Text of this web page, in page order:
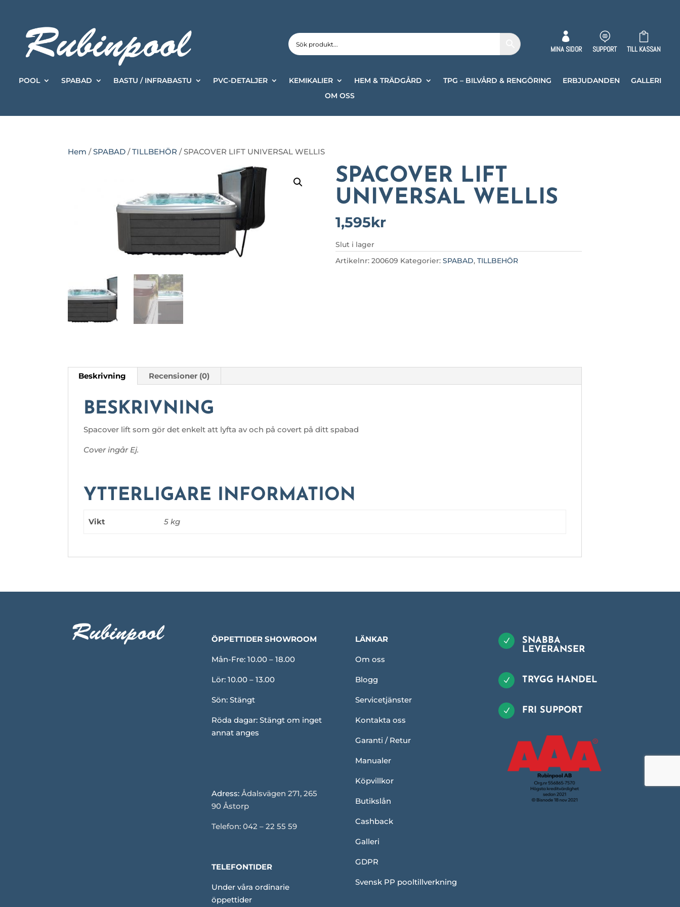

MINA SIDOR

SUPPORT

TILL KASSAN
POOL SPABAD BASTU / INFRABASTU PVC-DETALJER KEMIKALIER HEM & TRÄDGÅRD TPG – BILVÅRD & RENGÖRING ERBJUDANDEN
GALLERI
OM OSS
Hem /SPABAD /TILLBEHÖR / SPACOVER LIFT UNIVERSAL WELLIS
SPACOVER LIFT
UNIVERSAL WELLIS
1,595kr
Slut i lager
Artikelnr: 200609 Kategorier: SPABAD, TILLBEHÖR
Beskrivning Recensioner (0)
BESKRIVNING
Spacover lift som gör det enkelt att lyfta av och på covert på ditt spabad
Cover ingår Ej.
YTTERLIGARE INFORMATION
Vikt 5 kg
ÖPPETTIDER SHOWROOM
Mån-Fre: 10.00 – 18.00
Lör: 10.00 – 13.00
Sön: Stängt
Röda dagar: Stängt om inget
annat anges
Adress: Ådalsvägen 271, 265
90 Åstorp
Telefon: 042 – 22 55 59
TELEFONTIDER
Under våra ordinarie
öppettider
LÄNKAR
Om oss
Blogg
Servicetjänster
Kontakta oss
Garanti / Retur
Manualer
Köpvillkor
Butikslån
Cashback
Galleri
GDPR
Svensk PP pooltillverkning
N
SNABBA
LEVERANSER
N TRYGG HANDEL
N FRI SUPPORT